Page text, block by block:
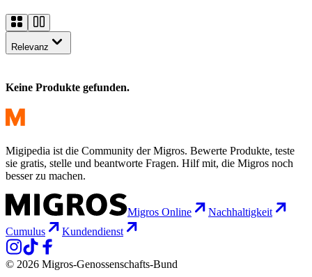
Relevanz
Keine Produkte gefunden.
Migipedia ist die Community der Migros. Bewerte Produkte, teste
sie gratis, stelle und beantworte Fragen. Hilf mit, die Migros noch
besser zu machen.
Migros Online
Nachhaltigkeit
Cumulus
Kundendienst
© 2026 Migros-Genossenschafts-Bund